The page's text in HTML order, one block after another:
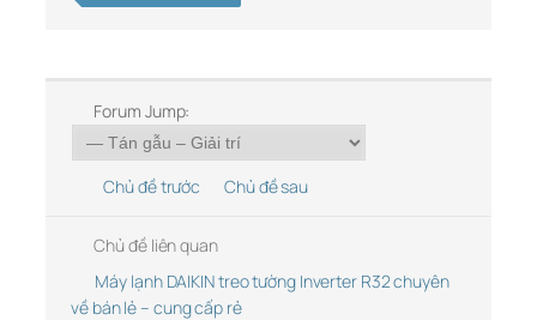
Forum Jump:
Chủ đề trước Chủ đề sau
Chủ đề liên quan
Máy lạnh DAIKIN treo tường Inverter R32 chuyên
về bán lẻ – cung cấp rẻ